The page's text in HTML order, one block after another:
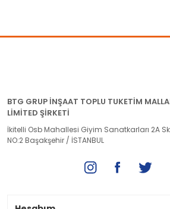
BTG GRUP İNŞAAT TOPLU TUKETİM
LİMİTED ŞİRKETİ
İkitelli Osb Mahallesi Giyim Sanatkarları 2A Sk.
NO:2 Başakşehir / İSTANBUL